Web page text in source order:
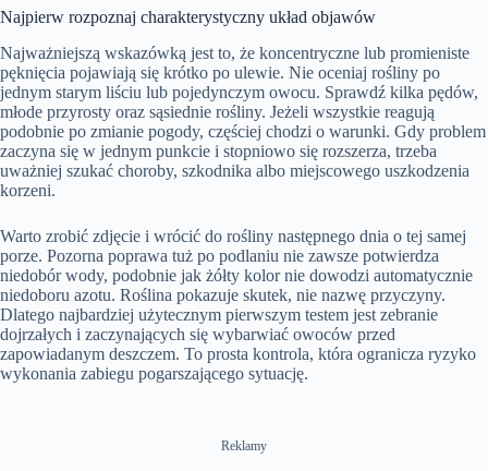
y
u
e
t
T
m
e
o
n
t
n
g
s
c
r
e
e
n
Najpierw rozpoznaj charakterystyczny układ objawów
Najważniejszą wskazówką jest to, że koncentryczne lub promieniste
pęknięcia pojawiają się krótko po ulewie. Nie oceniaj rośliny po
jednym starym liściu lub pojedynczym owocu. Sprawdź kilka pędów,
młode przyrosty oraz sąsiednie rośliny. Jeżeli wszystkie reagują
podobnie po zmianie pogody, częściej chodzi o warunki. Gdy problem
zaczyna się w jednym punkcie i stopniowo się rozszerza, trzeba
uważniej szukać choroby, szkodnika albo miejscowego uszkodzenia
korzeni.
Warto zrobić zdjęcie i wrócić do rośliny następnego dnia o tej samej
porze. Pozorna poprawa tuż po podlaniu nie zawsze potwierdza
niedobór wody, podobnie jak żółty kolor nie dowodzi automatycznie
niedoboru azotu. Roślina pokazuje skutek, nie nazwę przyczyny.
Dlatego najbardziej użytecznym pierwszym testem jest zebranie
dojrzałych i zaczynających się wybarwiać owoców przed
zapowiadanym deszczem. To prosta kontrola, która ogranicza ryzyko
wykonania zabiegu pogarszającego sytuację.
Reklamy